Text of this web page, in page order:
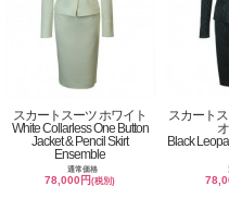
スカートスーツ ホワイト
White Collarless One Button
Jacket & Pencil Skirt
Ensemble
通常価格
78,000円(税別)
スカート
Black